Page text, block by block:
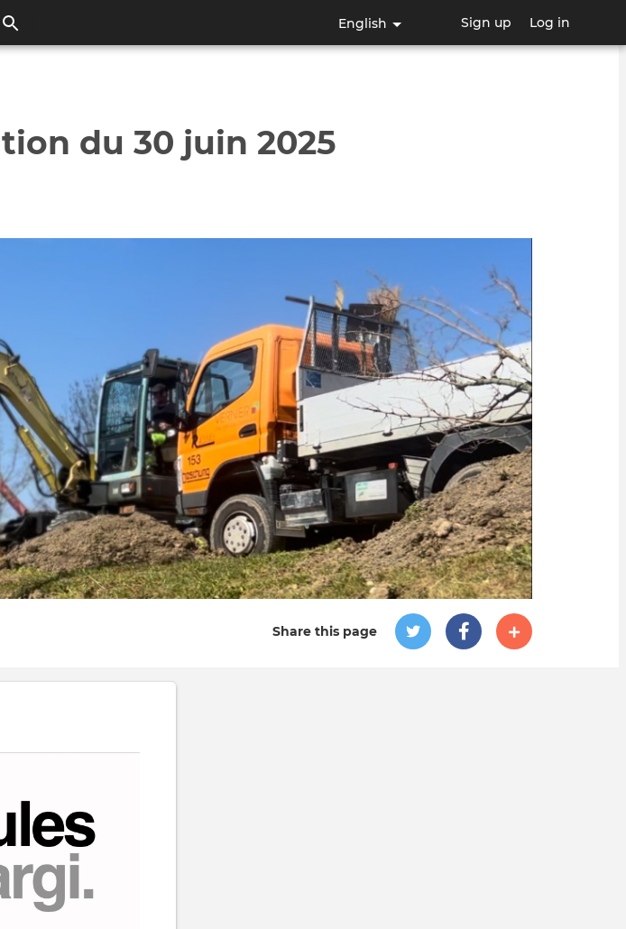
English Sign up Log in
du 30 juin 2025
Share this page